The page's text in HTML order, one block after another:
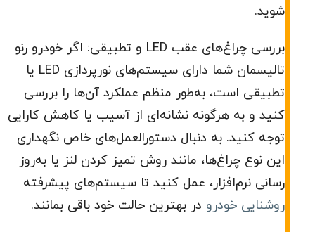
شوید.
بررسی چراغ‌های عقب LED و تطبیقی: اگر خودرو رنو
تالیسمان شما دارای سیستم‌های نورپردازی LED یا
تطبیقی است، به‌طور منظم عملکرد آن‌ها را بررسی
کنید و به هرگونه نشانه‌ای از آسیب یا کاهش کارایی
توجه کنید. به دنبال دستورالعمل‌های خاص نگهداری
این نوع چراغ‌ها، مانند روش تمیز کردن لنز یا به‌روز
رسانی نرم‌افزار، عمل کنید تا سیستم‌های پیشرفته
روشنایی خودرو در بهترین حالت خود باقی بمانند.